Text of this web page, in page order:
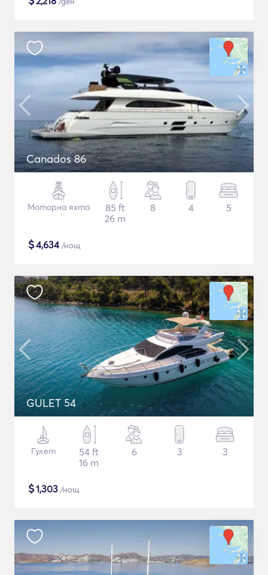
Canados 86
Моторна яхта
85 ft
26 m
8 4 5
$4,634/нощ
GULET 54
Гулет
54 ft
16 m
6 3 3
$1,303 /нощ